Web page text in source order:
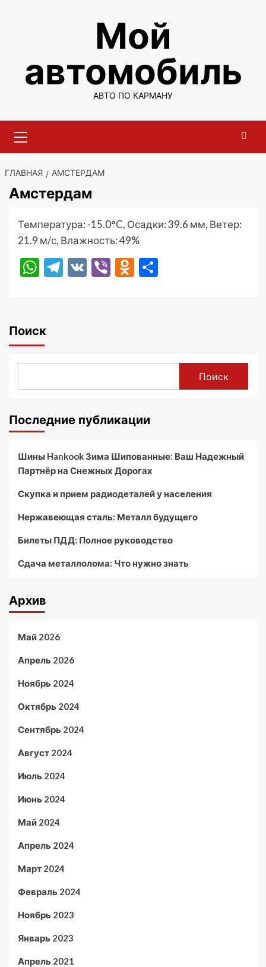
Мой
автомобиль
АВТО ПО КАРМАНУ
меню
ГЛАВНАЯ АМСТЕРДАМ
Амстердам
Температура: -15.0°C, Осадки: 39.6 мм, Ветер:
21.9 м/с, Влажность: 49%
WhatsApp
Telegram
VK ViberOdnoklassniki
Поиск
Поиск
Последние публикации
Шины Hankook Зима Шипованные: Ваш Надежный
Партнёр на Снежных Дорогах
Скупка и прием радиодеталей у населения
Нержавеющая сталь: Металл будущего
Билеты ПДД: Полное руководство
Сдача металлолома: Что нужно знать
Архив
Май 2026
Апрель 2026
Ноябрь 2024
Октябрь 2024
Сентябрь 2024
Август 2024
Июль 2024
Июнь 2024
Май 2024
Апрель 2024
Март 2024
Февраль 2024
Ноябрь 2023
Январь 2023
Апрель 2021